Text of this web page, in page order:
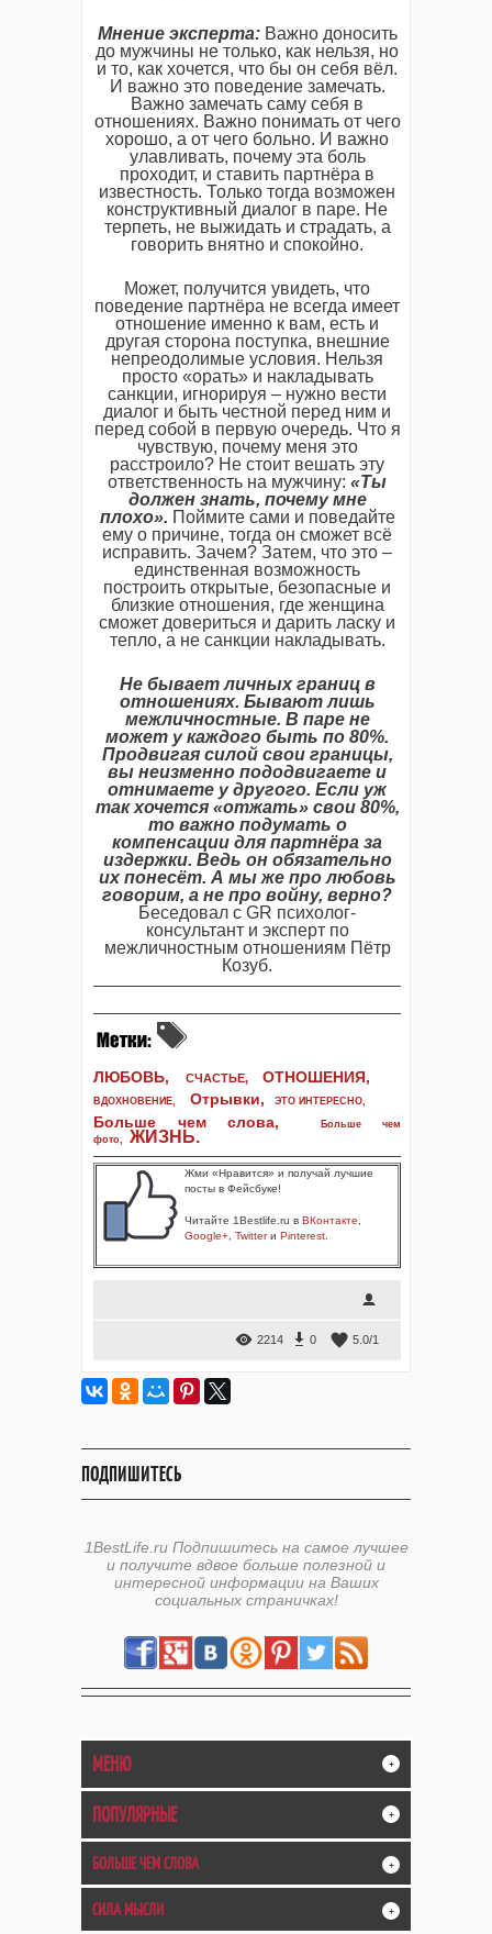
Мнение эксперта:Важно доносить
до мужчины не только, как нельзя, но
и то, как хочется, что бы он себя вёл.
И важно это поведение замечать.
Важно замечать саму себя в
отношениях. Важно понимать от чего
хорошо, а от чего больно. И важно
улавливать, почему эта боль
проходит, и ставить партнёра в
известность. Только тогда возможен
конструктивный диалог в паре. Не
терпеть, не выжидать и страдать, а
говорить внятно и спокойно.
Может, получится увидеть, что
поведение партнёра не всегда имеет
отношение именно к вам, есть и
другая сторона поступка, внешние
непреодолимые условия. Нельзя
просто «орать» и накладывать
санкции, игнорируя – нужно вести
диалог и быть честной перед ним и
перед собой в первую очередь. Что я
чувствую, почему меня это
расстроило? Не стоит вешать эту
ответственность на мужчину: «Ты
должен знать, почему мне
плохо». Поймите сами и поведайте
ему о причине, тогда он сможет всё
исправить. Зачем? Затем, что это –
единственная возможность
построить открытые, безопасные и
близкие отношения, где женщина
сможет довериться и дарить ласку и
тепло, а не санкции накладывать.
Не бывает личных границ в
отношениях. Бывают лишь
межличностные. В паре не
может у каждого быть по 80%.
Продвигая силой свои границы,
вы неизменно пододвигаете и
отнимаете у другого. Если уж
так хочется «отжать» свои 80%,
то важно подумать о
компенсации для партнёра за
издержки. Ведь он обязательно
их понесёт. А мы же про любовь
говорим, а не про войну, верно?
Беседовал с GR психолог-
консультант и эксперт по
межличностным отношениям Пётр
Козуб.
ЛЮБОВЬ, СЧАСТЬЕ, ОТНОШЕНИЯ,
ВДОХНОВЕНИЕ, Отрывки, ЭТО ИНТЕРЕСНО,
Больше чем слова,
Больше чем
фото, ЖИЗНЬ.
Жми «Нравится» и получай лучшие
посты в Фейсбуке!
Читайте 1Bestlife.ru в ВКонтакте
Google+ Twitterи Pinterest
2214 0 5.0/1
ПОДПИШИТЕСЬ
1BestLife.ru Подпишитесь на самое лучшее
и получите вдвое больше полезной и
интересной информации на Ваших
социальных страничках!
МЕНЮ +
ПОПУЛЯРНЫЕ +
БОЛЬШЕ ЧЕМ СЛОВА +
СИЛА МЫСЛИ +